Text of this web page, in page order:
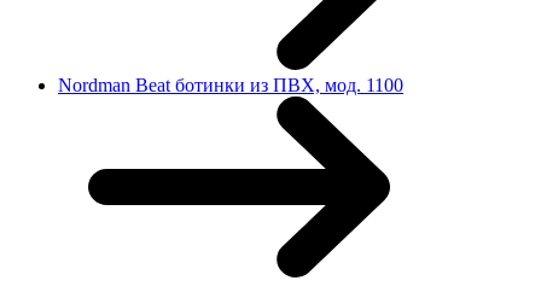
Nordman Beat ботинки из ПВХ, мод. 1100